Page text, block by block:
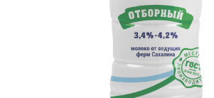
ЙОГУРТ С КУСОЧКАМИ ЯГОД "ВИШНЯ"
ЙОГУРТ "БАНАН-ПЕЧЕНЬЕ"
ЙОГУРТ "ЗЛАКИ-ОТРУБИ"
ТВОРОГ с массовой долей жира 9%
ТВОРОГ ОБЕЗЖИРЕННЫЙ